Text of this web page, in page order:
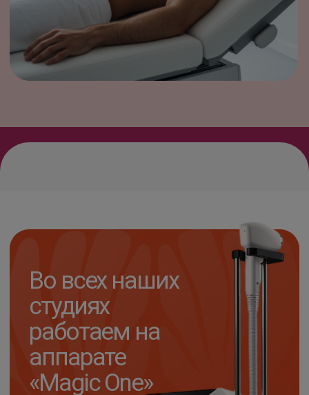
Технология равномерно распределяет
энергию, поэтому эпиляция проходит
быстро, комфортно и безопасно.
EverGlow —
место, где тебя